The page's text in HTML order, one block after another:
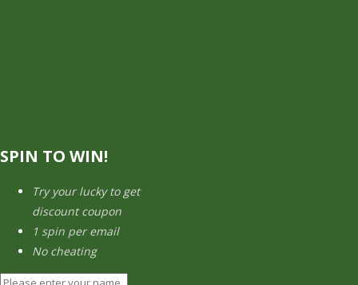
SPIN TO WIN!
Try your lucky to get
discount coupon
1 spin per email
No cheating